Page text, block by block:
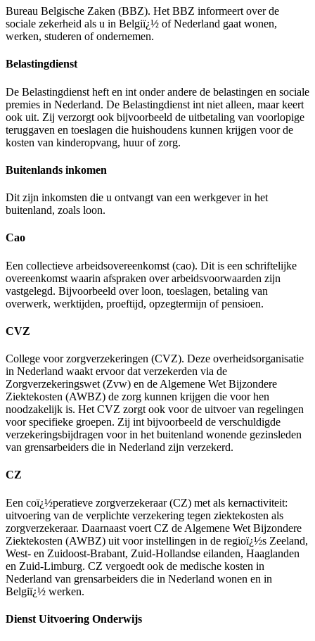
Bureau Belgische Zaken (BBZ). Het BBZ informeert over de
sociale zekerheid als u in Belgiï¿½ of Nederland gaat wonen,
werken, studeren of ondernemen.
Belastingdienst
De Belastingdienst heft en int onder andere de belastingen en sociale
premies in Nederland. De Belastingdienst int niet alleen, maar keert
ook uit. Zij verzorgt ook bijvoorbeeld de uitbetaling van voorlopige
teruggaven en toeslagen die huishoudens kunnen krijgen voor de
kosten van kinderopvang, huur of zorg.
Buitenlands inkomen
Dit zijn inkomsten die u ontvangt van een werkgever in het
buitenland, zoals loon.
Cao
Een collectieve arbeidsovereenkomst (cao). Dit is een schriftelijke
overeenkomst waarin afspraken over arbeidsvoorwaarden zijn
vastgelegd. Bijvoorbeeld over loon, toeslagen, betaling van
overwerk, werktijden, proeftijd, opzegtermijn of pensioen.
CVZ
College voor zorgverzekeringen (CVZ). Deze overheidsorganisatie
in Nederland waakt ervoor dat verzekerden via de
Zorgverzekeringswet (Zvw) en de Algemene Wet Bijzondere
Ziektekosten (AWBZ) de zorg kunnen krijgen die voor hen
noodzakelijk is. Het CVZ zorgt ook voor de uitvoer van regelingen
voor specifieke groepen. Zij int bijvoorbeeld de verschuldigde
verzekeringsbijdragen voor in het buitenland wonende gezinsleden
van grensarbeiders die in Nederland zijn verzekerd.
CZ
Een coï¿½peratieve zorgverzekeraar (CZ) met als kernactiviteit:
uitvoering van de verplichte verzekering tegen ziektekosten als
zorgverzekeraar. Daarnaast voert CZ de Algemene Wet Bijzondere
Ziektekosten (AWBZ) uit voor instellingen in de regioï¿½s Zeeland,
West- en Zuidoost-Brabant, Zuid-Hollandse eilanden, Haaglanden
en Zuid-Limburg. CZ vergoedt ook de medische kosten in
Nederland van grensarbeiders die in Nederland wonen en in
Belgiï¿½ werken.
Dienst Uitvoering Onderwijs